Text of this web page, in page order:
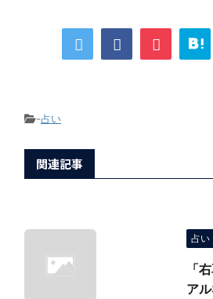
-占い
関連記事
占い
「
ア